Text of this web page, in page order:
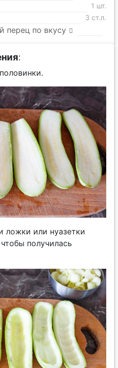
1 шт.
3 ст.л.
перец по вкусу
:
или нуазетки
получилась